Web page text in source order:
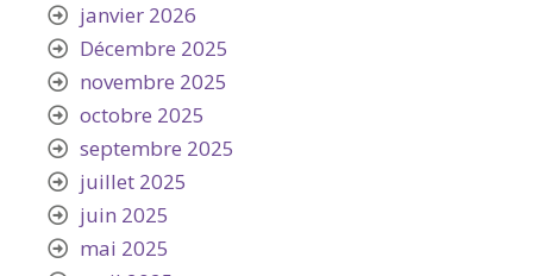
janvier 2026
Décembre 2025
novembre 2025
octobre 2025
septembre 2025
juillet 2025
juin 2025
mai 2025